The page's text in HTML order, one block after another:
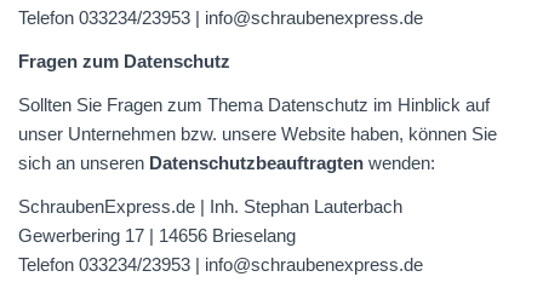
Telefon 033234/23953 | info@schraubenexpress.de
Fragen zum Datenschutz
Sollten Sie Fragen zum Thema Datenschutz im Hinblick auf
unser Unternehmen bzw. unsere Website haben, können Sie
sich an unseren Datenschutzbeauftragten wenden:
SchraubenExpress.de | Inh. Stephan Lauterbach
Gewerbering 17 | 14656 Brieselang
Telefon 033234/23953 | info@schraubenexpress.de